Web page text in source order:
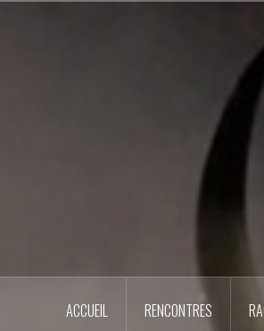
ACCUEIL RENCONTRES